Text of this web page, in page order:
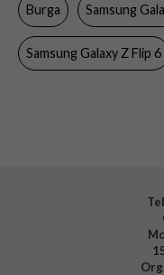
Material
Tillverkarens art nr
Burga Samsung
Samsung Galaxy Z Flip 6